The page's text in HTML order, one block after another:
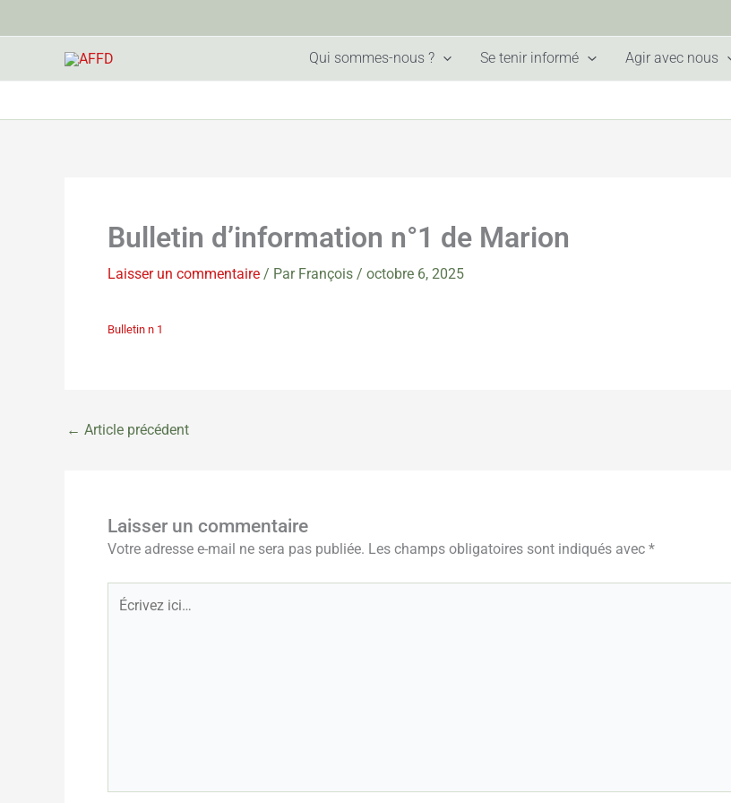
au
Qui sommes-nous ? Se tenir informé Agir avec nous
Bulletin d’information n°1 de Marion
Laisser un commentaire / Par François / octobre 6, 2025
Bulletin n 1
← Article précédent
Laisser un commentaire
Votre adresse e-mail ne sera pas publiée. Les champs obligatoires sont indiqués avec *
ici…